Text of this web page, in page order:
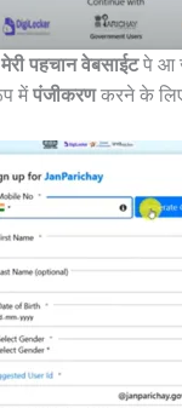
मेरी पहचान वेबसाईटपे आ
मेंपंजीकरणकरने के